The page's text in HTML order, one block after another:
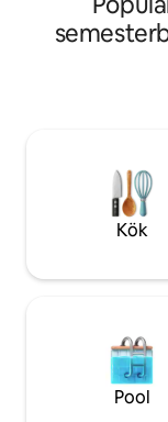
den perfekta
vistelse på Costa Blanca.
ligger mellan
Rummet har två
utformade för att
vistelse,
vardagsrum och
skapar ett
strandsemester
☀️ eller en kort
erbjuder denna
för en bekväm
Kök
Pool